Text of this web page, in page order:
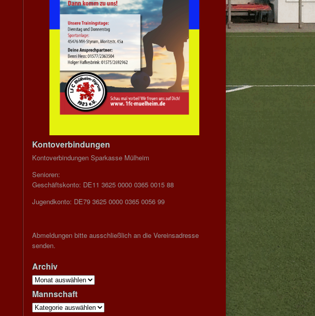
Kontoverbindungen
Kontoverbindungen Sparkasse Mülheim
Senioren:
Geschäftskonto: DE11 3625 0000 0365 0015 88
Jugendkonto: DE79 3625 0000 0365 0056 99
Abmeldungen bitte ausschließlich an die Vereinsadresse
senden.
Archiv
Archiv
Mannschaft
Mannschaft